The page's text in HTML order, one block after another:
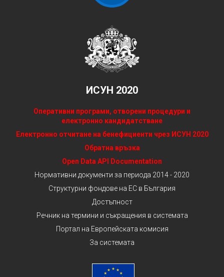
ИСУН 2020
Оперативни програми, отворени процедури и
електронно кандидатстване
Електронно отчитане на бенефициенти чрез ИСУН 2020
Обратна връзка
Open Data API Documentation
Нормативни документи за периода 2014 - 2020
Структурни фондове на ЕС в България
Достъпност
Речник на термини и съкращения в системата
Портал на Европейската комисия
За системата